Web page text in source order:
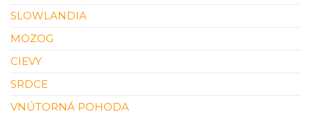
SLOWLANDIA
MOZOG
CIEVY
SRDCE
VNÚTORNÁ POHODA